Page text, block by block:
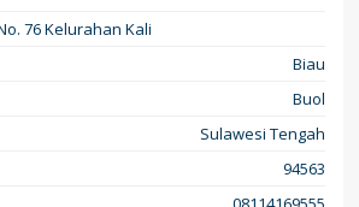
76 Kelurahan Kali
Biau
Buol
Sulawesi Tengah
94563